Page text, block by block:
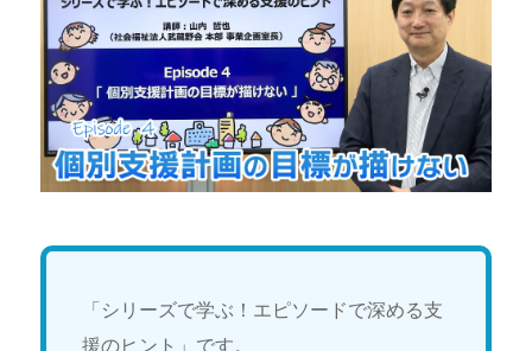
「シリーズで学ぶ！エピソードで深める支
援のヒント」です。